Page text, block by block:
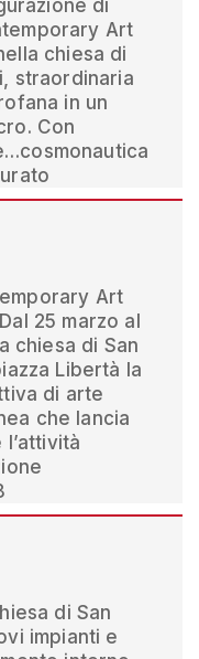
di
Art
chiesa di
straordinaria
in un
Con
Art
25 marzo al
chiesa di San
Libertà la
di arte
che lancia
di San
impianti e